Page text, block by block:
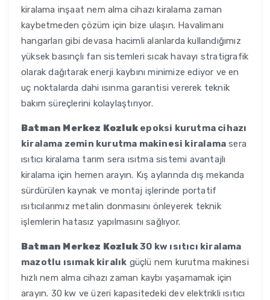
kiralama inşaat nem alma cihazı kiralama zaman
kaybetmeden çözüm için bize ulaşın. Havalimanı
hangarları gibi devasa hacimli alanlarda kullandığımız
yüksek basınçlı fan sistemleri sıcak havayı stratigrafik
olarak dağıtarak enerji kaybını minimize ediyor ve en
uç noktalarda dahi ısınma garantisi vererek teknik
bakım süreçlerini kolaylaştırıyor.
Batman Merkez Kozluk epoksi kurutma cihazı
kiralama zemin kurutma makinesi kiralama sera
ısıtıcı kiralama tarım sera ısıtma sistemi avantajlı
kiralama için hemen arayın. Kış aylarında dış mekanda
sürdürülen kaynak ve montaj işlerinde portatif
ısıtıcılarımız metalin donmasını önleyerek teknik
işlemlerin hatasız yapılmasını sağlıyor.
Batman Merkez Kozluk30 kw ısıtıcı kiralama
mazotlu ısımak kiralık güçlü nem kurutma makinesi
hızlı nem alma cihazı zaman kaybı yaşamamak için
arayın. 30 kw ve üzeri kapasitedeki dev elektrikli ısıtıcı